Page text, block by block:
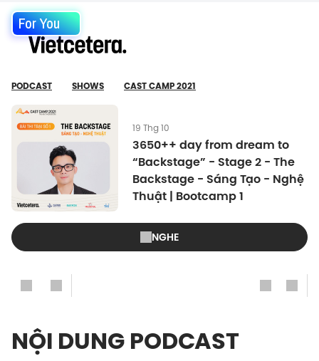
For You
PODCAST SHOWS CAST CAMP 2021
19 Thg 10
3650++ day from dream to
“Backstage” - Stage 2 - The
Backstage - Sáng Tạo - Nghệ
Thuật | Bootcamp 1
NGHE
NỘI DUNG PODCAST